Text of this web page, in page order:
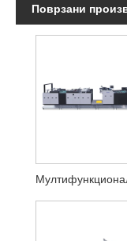
Поврзани